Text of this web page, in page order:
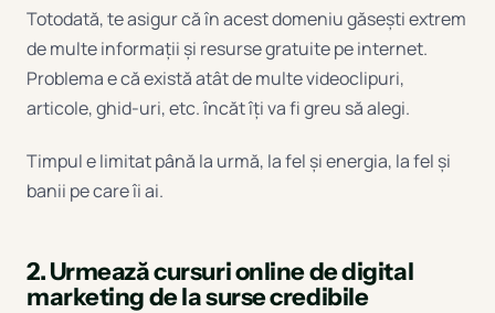
Totodată, te asigur că în acest domeniu găsești extrem
de multe informații și resurse gratuite pe internet.
Problema e că există atât de multe videoclipuri,
articole, ghid-uri, etc. încăt îți va fi greu să alegi.
Timpul e limitat până la urmă, la fel și energia, la fel și
banii pe care îi ai.
2. Urmează cursuri online de digital
marketing de la surse credibile